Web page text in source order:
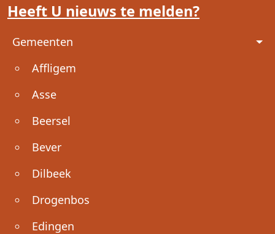
Heeft U nieuws te melden?
Voet
Gemeenten
Affligem
Asse
Beersel
Bever
Dilbeek
Drogenbos
Edingen